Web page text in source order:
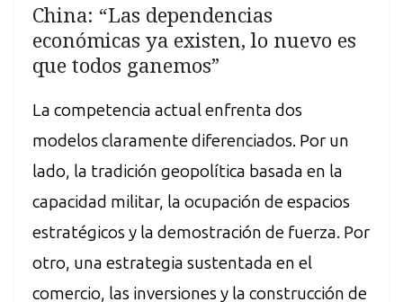
China: “Las dependencias
económicas ya existen, lo nuevo es
que todos ganemos”
La competencia actual enfrenta dos
modelos claramente diferenciados. Por un
lado, la tradición geopolítica basada en la
capacidad militar, la ocupación de espacios
estratégicos y la demostración de fuerza. Por
otro, una estrategia sustentada en el
comercio, las inversiones y la construcción de